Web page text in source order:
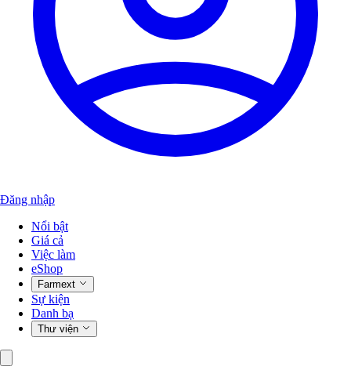
Đăng nhập
Nổi bật
Giá cả
Việc làm
eShop
Farmext
Sự kiện
Danh bạ
Thư viện